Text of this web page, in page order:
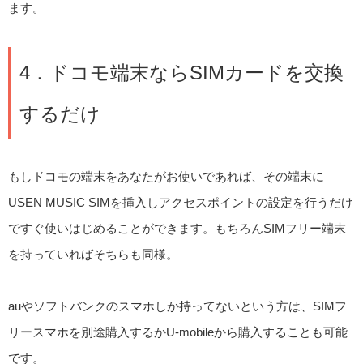
ます。
4．ドコモ端末ならSIMカードを交換
するだけ
もしドコモの端末をあなたがお使いであれば、その端末に
USEN MUSIC SIMを挿入しアクセスポイントの設定を行うだけ
ですぐ使いはじめることができます。もちろんSIMフリー端末
を持っていればそちらも同様。
auやソフトバンクのスマホしか持ってないという方は、SIMフ
リースマホを別途購入するかU-mobileから購入することも可能
です。